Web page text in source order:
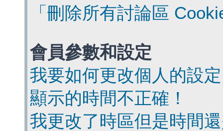
「刪除所有討論區
會員參數和設定
我要如何更改個人的設
顯示的時間不正確！
我更改了時區但是時間